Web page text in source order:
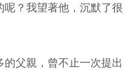
？我望著他，沉默了很
父親，曾不止一次提出